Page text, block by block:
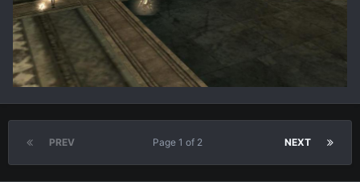
PREV NEXT
Page 1 of 2